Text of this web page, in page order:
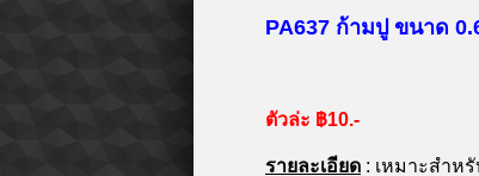
PA637 ก้ามปู ขนาด
ตัวล่ะ ฿10.-
รายละเอียด : เหมาะสำห